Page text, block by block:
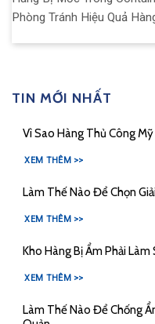
Phòng Tránh Hiệu Quả
TIN MỚI NHẤT
Vì Sao Hàng Thủ Công
XEM THÊM >>
Làm Thế Nào Để Chọn
XEM THÊM >>
Kho Hàng Bị Ẩm Phải
XEM THÊM >>
Làm Thế Nào Để Chống